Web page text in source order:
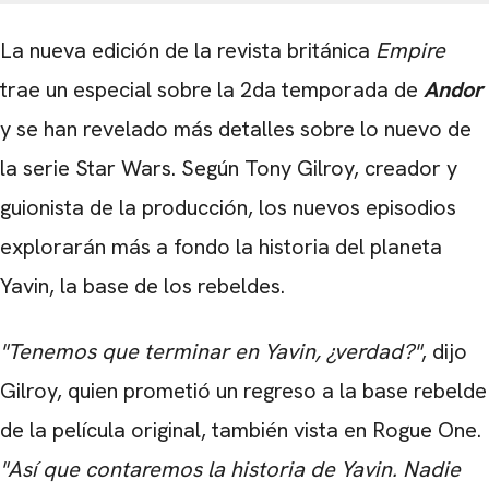
La nueva edición de la revista británica Empire
trae un especial sobre la 2da temporada de Andor
y se han revelado más detalles sobre lo nuevo de
la serie Star Wars. Según Tony Gilroy, creador y
guionista de la producción, los nuevos episodios
explorarán más a fondo la historia del planeta
Yavin, la base de los rebeldes.
"Tenemos que terminar en Yavin, ¿verdad?", dijo
Gilroy, quien prometió un regreso a la base rebelde
de la película original, también vista en Rogue One.
"Así que contaremos la historia de Yavin. Nadie